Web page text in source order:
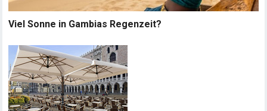
Viel Sonne in Gambias Regenzeit?